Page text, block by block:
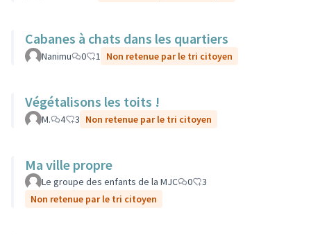
Cabanes à chats dans les quartiers
Nanimu 0 1 Non retenue par le tri citoyen
Végétalisons les toits !
M. 4 3 Non retenue par le tri citoyen
Ma ville propre
Le groupe des enfants de la MJC 0
3
Non retenue par le tri citoyen